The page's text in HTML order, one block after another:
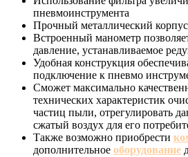
пневмоинструмента
Прочный металлический корпус
Встроенный манометр
давление, устанавливаемое
Удобная конструкция
подключение к пневмо
Сможет максимально
технических характеристик
частиц пыли, отрегулировать
сжатый воздух для его
Также возможно приобрести
дополнительное оборудование